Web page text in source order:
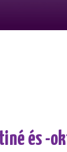
és -